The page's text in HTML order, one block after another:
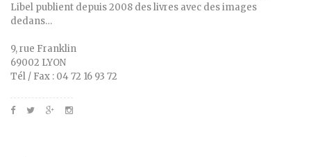
Libel publient depuis 2008 des livres avec des images
dedans…
9, rue Franklin
69002 LYON
Tél / Fax : 04 72 16 93 72